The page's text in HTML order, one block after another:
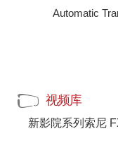
Automatic
视频库
新影院系列索尼